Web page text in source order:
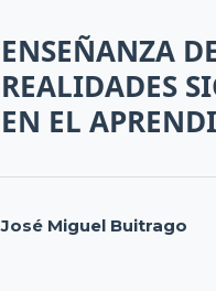
ENSEÑANZA
REALIDADES
EN EL
José Miguel Buitrago